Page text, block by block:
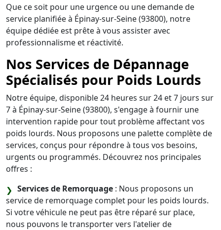
Que ce soit pour une urgence ou une demande de
service planifiée à Épinay-sur-Seine (93800), notre
équipe dédiée est prête à vous assister avec
professionnalisme et réactivité.
Nos Services de Dépannage
Spécialisés pour Poids Lourds
Notre équipe, disponible 24 heures sur 24 et 7 jours sur
7 à Épinay-sur-Seine (93800), s'engage à fournir une
intervention rapide pour tout problème affectant vos
poids lourds. Nous proposons une palette complète de
services, conçus pour répondre à tous vos besoins,
urgents ou programmés. Découvrez nos principales
offres :
Services de Remorquage : Nous proposons un
service de remorquage complet pour les poids lourds.
Si votre véhicule ne peut pas être réparé sur place,
nous pouvons le transporter vers l'atelier de